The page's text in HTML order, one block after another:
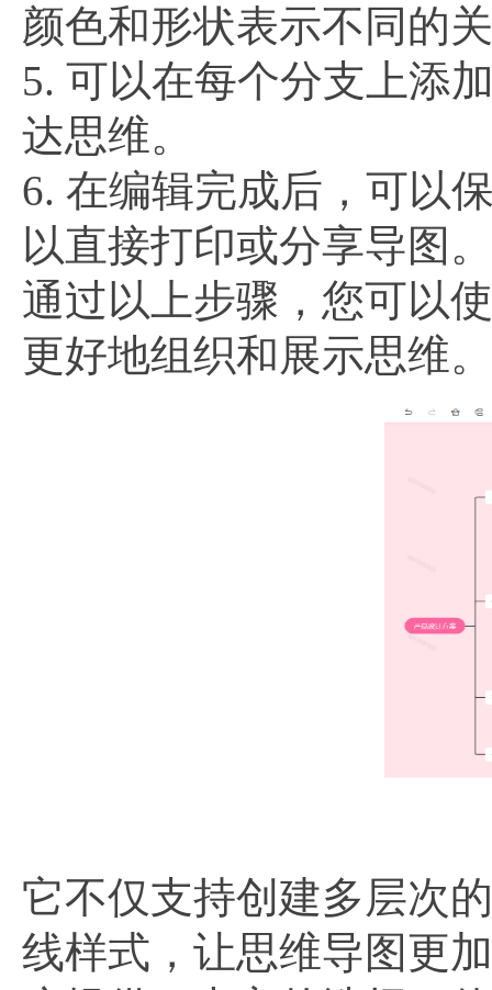
颜色和形状表示不同的
5. 可以在每个分支上添
达思维。
6. 在编辑完成后，可以
以直接打印或分享导图。
通过以上步骤，您可以
更好地组织和展示思维。
它不仅支持创建多层次
线样式，让思维导图更